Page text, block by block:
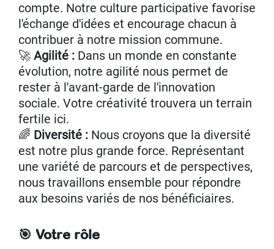
compte. Notre culture participative favorise
l'échange d'idées et encourage chacun à
contribuer à notre mission commune.
🚀 Agilité : Dans un monde en constante
évolution, notre agilité nous permet de
rester à l'avant-garde de l'innovation
sociale. Votre créativité trouvera un terrain
fertile ici.
🌈 Diversité : Nous croyons que la diversité
est notre plus grande force. Représentant
une variété de parcours et de perspectives,
nous travaillons ensemble pour répondre
aux besoins variés de nos bénéficiaires.
🎯 Votre rôle